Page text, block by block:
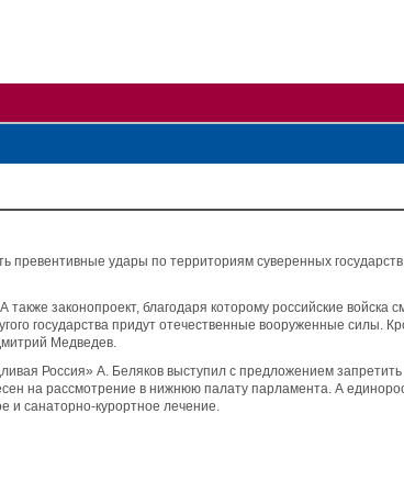
превентивные удары по территориям суверенных
законопроект, благодаря которому российские войска
государства придут отечественные вооруженные силы.
Медведев.
Россия» А. Беляков выступил с предложением
на рассмотрение в нижнюю палату парламента. А
и санаторно-курортное лечение.